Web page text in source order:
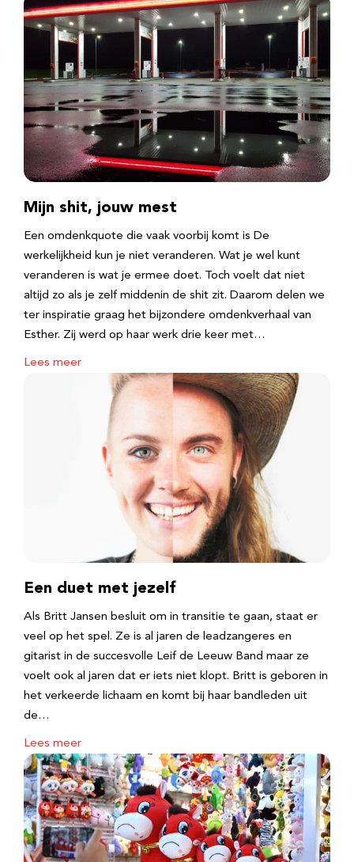
Mijn shit, jouw mest
Een omdenkquote die vaak voorbij komt is De
werkelijkheid kun je niet veranderen. Wat je wel kunt
veranderen is wat je ermee doet. Toch voelt dat niet
altijd zo als je zelf middenin de shit zit. Daarom delen we
ter inspiratie graag het bijzondere omdenkverhaal van
Esther. Zij werd op haar werk drie keer met…
Lees meer
Een duet met jezelf
Als Britt Jansen besluit om in transitie te gaan, staat er
veel op het spel. Ze is al jaren de leadzangeres en
gitarist in de succesvolle Leif de Leeuw Band maar ze
voelt ook al jaren dat er iets niet klopt. Britt is geboren in
het verkeerde lichaam en komt bij haar bandleden uit
de…
Lees meer